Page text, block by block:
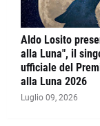
Aldo Losito
alla Luna", il
ufficiale del
alla Luna 2026
Luglio 09, 2026